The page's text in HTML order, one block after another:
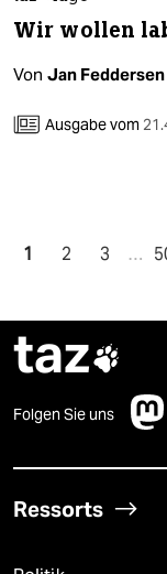
Wir wollen
Von Jan Feddersen
Ausgabe vom
1 2 3 …
taz
Folgen Sie uns
Ressorts